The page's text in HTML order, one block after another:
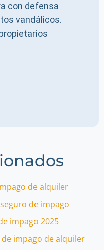
con defensa
vandálicos.
de alquiler
de impago
impago 2025
impago de alquiler